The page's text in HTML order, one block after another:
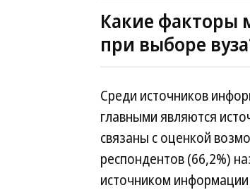
Какие факторы
при выборе
Среди источников
главными являются
связаны с оценкой
респондентов (66,2%)
источником